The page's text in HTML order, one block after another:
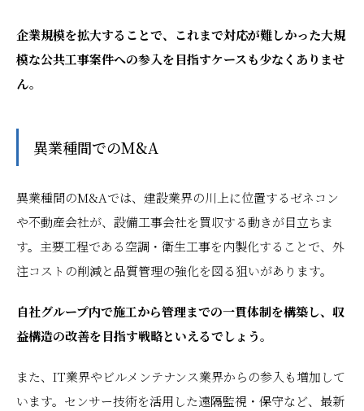
企業規模を拡大することで、これまで対応が難しかった大規
模な公共工事案件への参入を目指すケースも少なくありませ
ん。
異業種間でのM&A
異業種間のM&Aでは、建設業界の川上に位置するゼネコン
や不動産会社が、設備工事会社を買収する動きが目立ちま
す。主要工程である空調・衛生工事を内製化することで、外
注コストの削減と品質管理の強化を図る狙いがあります。
自社グループ内で施工から管理までの一貫体制を構築し、収
益構造の改善を目指す戦略といえるでしょう。
また、IT業界やビルメンテナンス業界からの参入も増加して
います。センサー技術を活用した遠隔監視・保守など、最新